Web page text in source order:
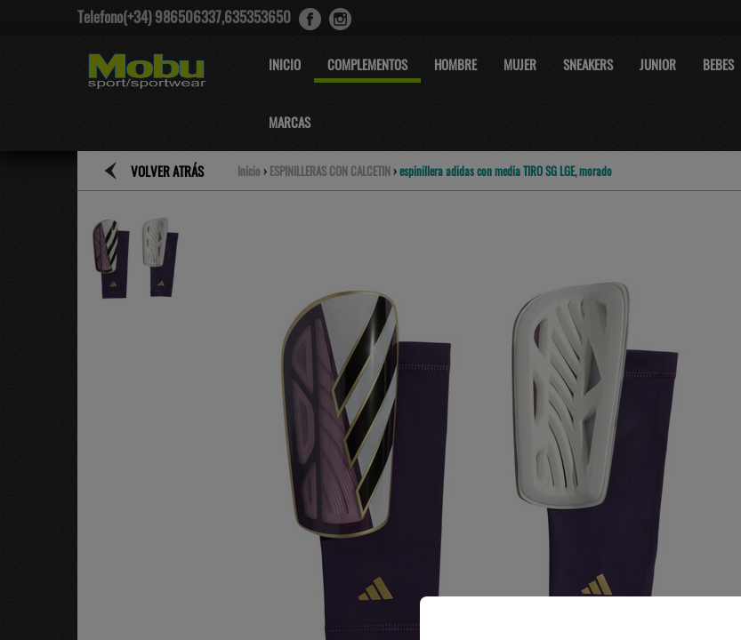
Telefono(+34) 986506337,635353650
INICIO COMPLEMENTOS HOMBRE MUJER SNEAKERS JUNIOR BEBES
MARCAS
VOLVER ATRÁS Inicio › ESPINILLERAS CON CALCETIN ›espinillera adidas con media TIRO SG LGE, morado